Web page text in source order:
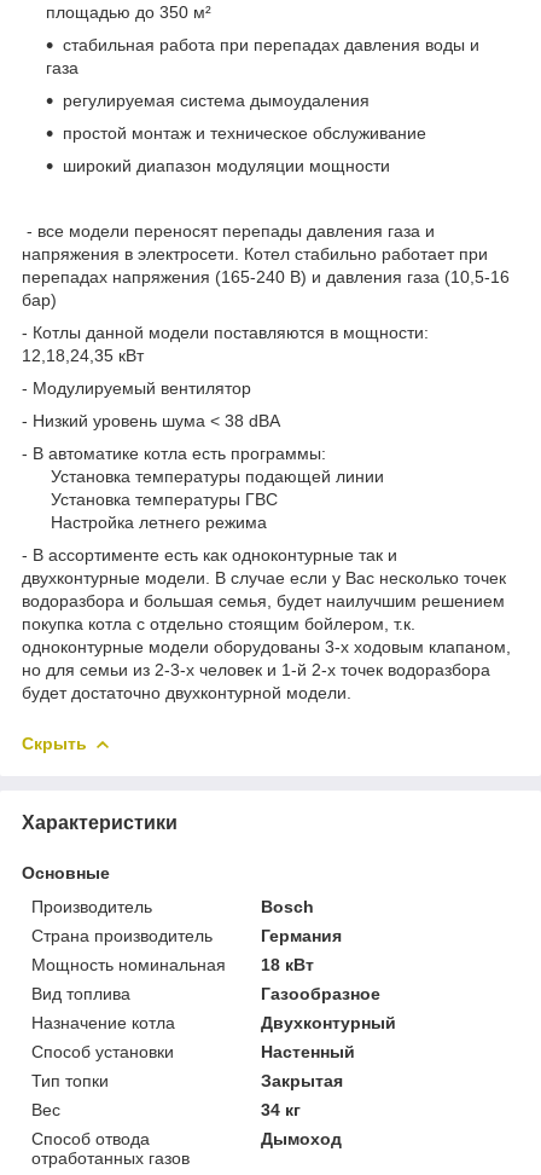
площадью до 350 м²
стабильная работа при перепадах давления воды и
газа
регулируемая система дымоудаления
простой монтаж и техническое обслуживание
широкий диапазон модуляции мощности
- все модели переносят перепады давления газа и
напряжения в электросети. Котел стабильно работает при
перепадах напряжения (165-240 В) и давления газа (10,5-16
бар)
- Котлы данной модели поставляются в мощности:
12,18,24,35 кВт
- Модулируемый вентилятор
- Низкий уровень шума < 38 dBA
- В автоматике котла есть программы:
Установка температуры подающей линии
Установка температуры ГВС
Настройка летнего режима
- В ассортименте есть как одноконтурные так и
двухконтурные модели. В случае если у Вас несколько точек
водоразбора и большая семья, будет наилучшим решением
покупка котла с отдельно стоящим бойлером, т.к.
одноконтурные модели оборудованы 3-х ходовым клапаном,
но для семьи из 2-3-х человек и 1-й 2-х точек водоразбора
будет достаточно двухконтурной модели.
Скрыть
Характеристики
Основные
Производитель
Bosch
Страна производитель
Германия
Мощность номинальная
18 кВт
Вид топлива
Газообразное
Назначение котла
Двухконтурный
Способ установки
Настенный
Тип топки
Закрытая
Вес
34 кг
Способ отвода
отработанных газов
Дымоход